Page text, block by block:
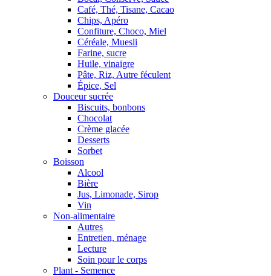
Café, Thé, Tisane, Cacao
Chips, Apéro
Confiture, Choco, Miel
Céréale, Muesli
Farine, sucre
Huile, vinaigre
Pâte, Riz, Autre féculent
Épice, Sel
Douceur sucrée
Biscuits, bonbons
Chocolat
Crème glacée
Desserts
Sorbet
Boisson
Alcool
Bière
Jus, Limonade, Sirop
Vin
Non-alimentaire
Autres
Entretien, ménage
Lecture
Soin pour le corps
Plant - Semence